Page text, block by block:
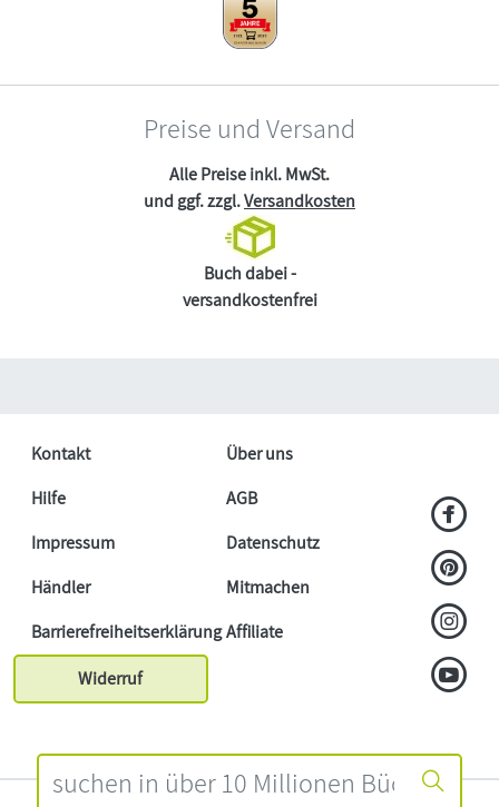
Preise und Versand
Alle Preise inkl. MwSt.
und ggf. zzgl.Versandkosten
Buch dabei -
versandkostenfrei
Kontakt
Über uns
Hilfe
AGB
Impressum
Datenschutz
Händler
Mitmachen
BarrierefreiheitserklärungAffiliate
Widerruf